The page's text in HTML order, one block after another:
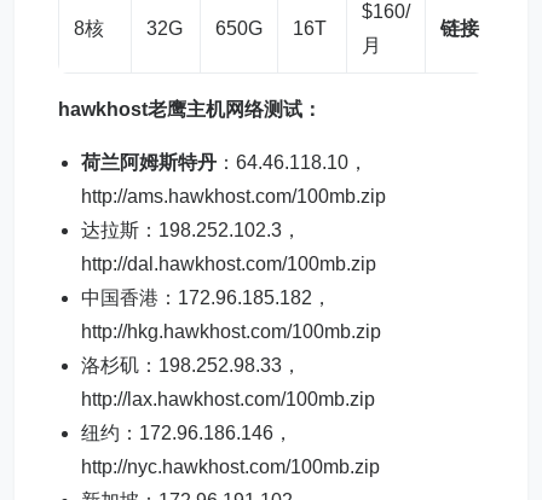
8核 32G 650G 16T
$160/
月
链接
hawkhost老鹰主机网络测试：
荷兰阿姆斯特丹 ：64.46.118.10，
http://ams.hawkhost.com/100mb.zip
达拉斯：198.252.102.3，
http://dal.hawkhost.com/100mb.zip
中国香港：172.96.185.182，
http://hkg.hawkhost.com/100mb.zip
洛杉矶：198.252.98.33，
http://lax.hawkhost.com/100mb.zip
纽约：172.96.186.146，
http://nyc.hawkhost.com/100mb.zip